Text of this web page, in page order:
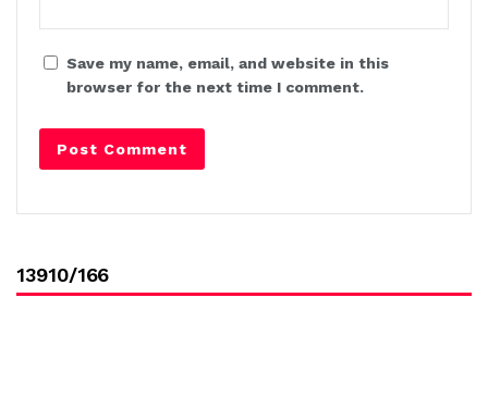
Save my name, email, and website in this
browser for the next time I comment.
13910/166